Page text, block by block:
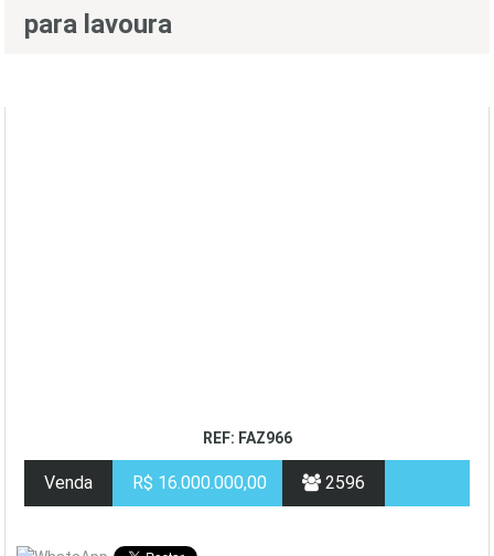
para lavoura
REF: FAZ966
Venda R$ 16.000.000,00 2596